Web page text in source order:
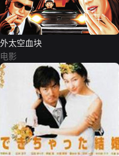
外太空血块
电影